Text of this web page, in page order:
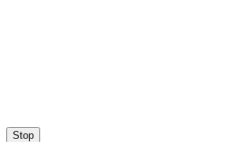
Stop